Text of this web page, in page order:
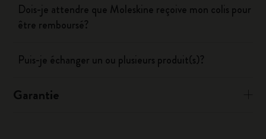
Dois-je attendre que Moleskine reçoive mon colis pour
être remboursé?
Puis-je échanger un ou plusieurs produit(s)?
Garantie